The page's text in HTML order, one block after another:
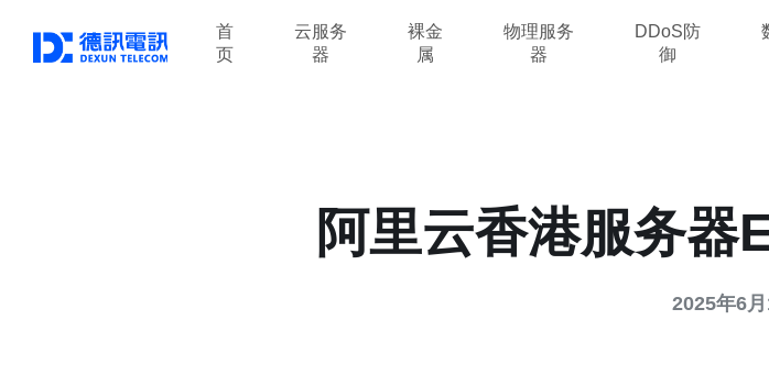
首
页
云服务
器
裸金
属
物理服务
器
DDoS防
御
阿里云香港服务器
2025年6月